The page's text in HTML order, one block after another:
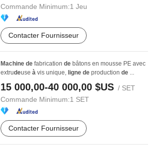
Commande Minimum:1 Jeu
Contacter Fournisseur
Machine de fabrication de bâtons en mousse PE avec
extrudeuse à vis unique, ligne de production de ...
15 000,00-40 000,00 $US / SET
Commande Minimum:1 SET
Contacter Fournisseur